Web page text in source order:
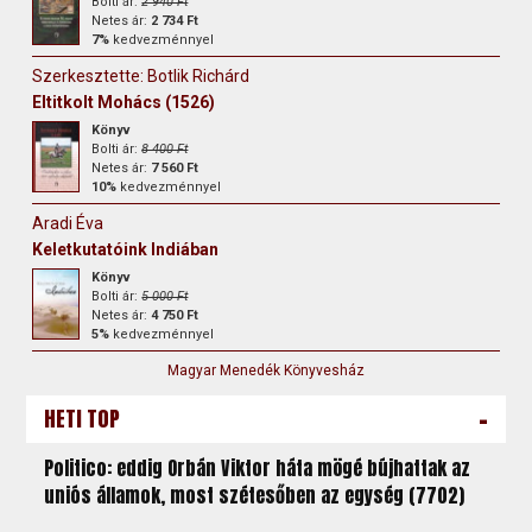
Netes ár: 2 734 Ft
7% kedvezménnyel
Szerkesztette: Botlik Richárd
Eltitkolt Mohács (1526)
Könyv
Bolti ár:8 400 Ft
Netes ár: 7 560 Ft
10% kedvezménnyel
Aradi Éva
Keletkutatóink Indiában
Könyv
Bolti ár:5 000 Ft
Netes ár:4 750 Ft
5% kedvezménnyel
Magyar Menedék Könyvesház
HETI TOP -
Politico: eddig Orbán Viktor háta mögé bújhattak az
uniós államok, most szétesőben az egység (7702)